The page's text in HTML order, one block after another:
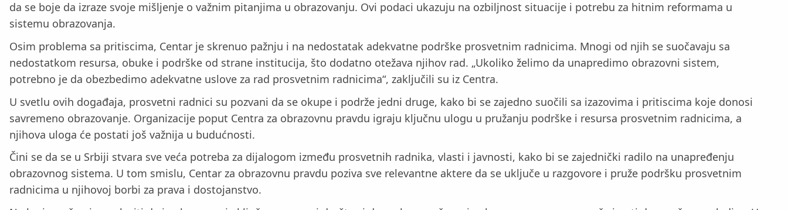
da se boje da izraze svoje mišljenje o važnim pitanjima u obrazovanju. Ovi podaci ukazuju na ozbiljnost situacije i potrebu za hitnim reformama u
sistemu obrazovanja.
Osim problema sa pritiscima, Centar je skrenuo pažnju i na nedostatak adekvatne podrške prosvetnim radnicima. Mnogi od njih se suočavaju sa
nedostatkom resursa, obuke i podrške od strane institucija, što dodatno otežava njihov rad. „Ukoliko želimo da unapredimo obrazovni sistem,
potrebno je da obezbedimo adekvatne uslove za rad prosvetnim radnicima“, zaključili su iz Centra.
U svetlu ovih događaja, prosvetni radnici su pozvani da se okupe i podrže jedni druge, kako bi se zajedno suočili sa izazovima i pritiscima koje donosi
savremeno obrazovanje. Organizacije poput Centra za obrazovnu pravdu igraju ključnu ulogu u pružanju podrške i resursa prosvetnim radnicima, a
njihova uloga će postati još važnija u budućnosti.
Čini se da se u Srbiji stvara sve veća potreba za dijalogom između prosvetnih radnika, vlasti i javnosti, kako bi se zajednički radilo na unapređenju
obrazovnog sistema. U tom smislu, Centar za obrazovnu pravdu poziva sve relevantne aktere da se uključe u razgovore i pruže podršku prosvetnim
radnicima u njihovoj borbi za prava i dostojanstvo.